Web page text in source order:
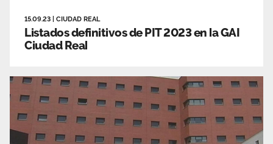
15.09.23 CIUDAD REAL
Listados definitivos de PIT 2023 en la GAI
Ciudad Real